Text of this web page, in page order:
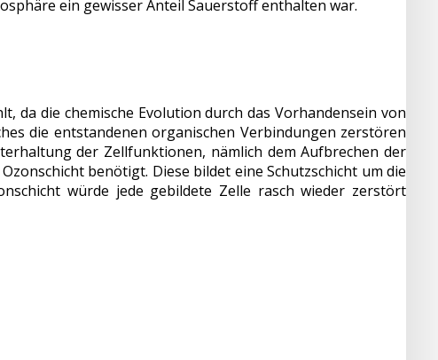
ein gewisser Anteil Sauerstoff enthalten war.
da die chemische Evolution durch das Vorhandensein von
die entstandenen organischen Verbindungen zerstören
der Zellfunktionen, nämlich dem Aufbrechen der
benötigt. Diese bildet eine Schutzschicht um die
würde jede gebildete Zelle rasch wieder zerstört